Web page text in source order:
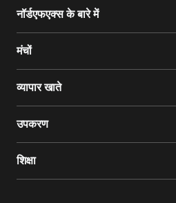
नॉर्डएफएक्स के बारे में
मंचों
व्यापार खाते
उपकरण
शिक्षा